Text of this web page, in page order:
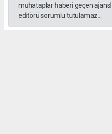
muhataplar haberi geçen
editörü sorumlu tutulamaz...